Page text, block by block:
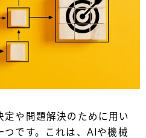
定や問題解決のために用い
つです。これは、AIや機械